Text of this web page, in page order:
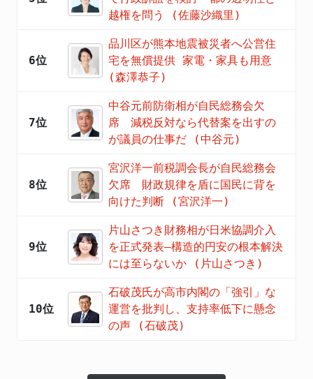
越権を問う (佐藤沙織里)
6位
品川区が熊本地震被災者へ公営住
宅を無償提供 家電・家具も用意
(森澤恭子)
7位
中谷元前防衛相が自民総務会欠
席 減税反対なら代替案を出すの
が議員の仕事だ (中谷元)
8位
宮沢洋一前税調会長が自民総務会
欠席 財政規律を盾に国民に背を
向けた判断 (宮沢洋一)
9位
片山さつき財務相が日米協調介入
を正式発表―構造的円安の根本解決
には至らないか (片山さつき)
10位
石破茂氏が高市内閣の「強引」な
運営を批判し、支持率低下に懸念
の声 (石破茂)